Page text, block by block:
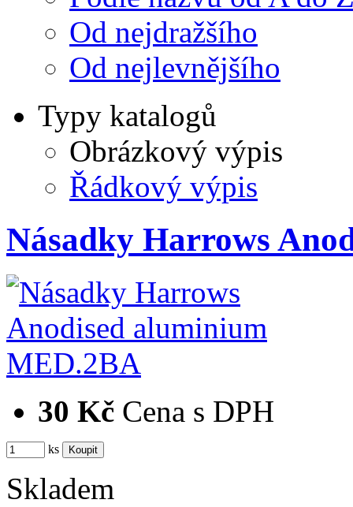
Od nejdražšího
Od nejlevnějšího
Typy katalogů
Obrázkový výpis
Řádkový výpis
Násadky Harrows
30 Kč Cena s DPH
ks
Skladem